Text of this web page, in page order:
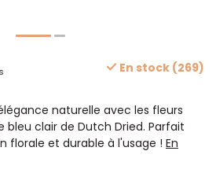
En stock (269)
naturelle avec les fleurs
bleu clair de Dutch Dried. Parfait
florale et durable à l'usage ! En